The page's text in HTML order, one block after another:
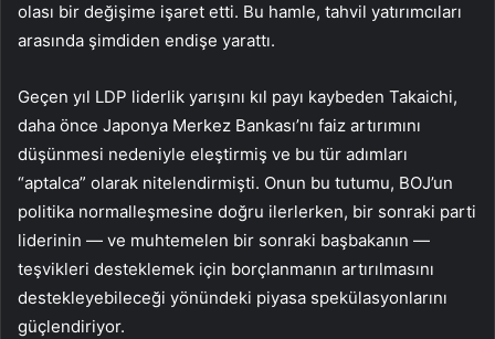
olası bir değişime işaret etti. Bu hamle, tahvil yatırımcıları
arasında şimdiden endişe yarattı.
Geçen yıl LDP liderlik yarışını kıl payı kaybeden Takaichi,
daha önce Japonya Merkez Bankası’nı faiz artırımını
düşünmesi nedeniyle eleştirmiş ve bu tür adımları
“aptalca” olarak nitelendirmişti. Onun bu tutumu, BOJ’un
politika normalleşmesine doğru ilerlerken, bir sonraki parti
liderinin — ve muhtemelen bir sonraki başbakanın —
teşvikleri desteklemek için borçlanmanın artırılmasını
destekleyebileceği yönündeki piyasa spekülasyonlarını
güçlendiriyor.